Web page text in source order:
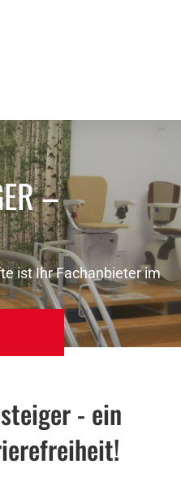
–
ist Ihr Fachanbieter im
- ein